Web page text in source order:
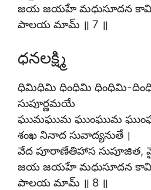
జయ జయహే మధుసూదన
పాలయ మామ్ ॥ 7 ॥
ధనలక్ష్మి
ధిమిధిమి ధింధిమి ధింధిమి-
సుపూర్ణమయే
ఘుమఘుమ ఘుంఘుమ
శంఖ నినాద సువాద్యనుతే ।
వేద పూరాణేతిహాస సుపూజిత,
జయ జయహే మధుసూదన
పాలయ మామ్ ॥ 8 ॥